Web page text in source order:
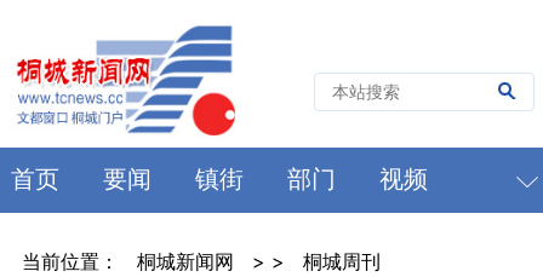
首页 要闻 镇街 部门 视频
当前位置： 桐城新闻网 > > 桐城周刊